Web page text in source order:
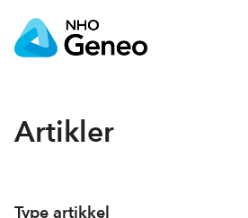
Artikler
Type artikkel